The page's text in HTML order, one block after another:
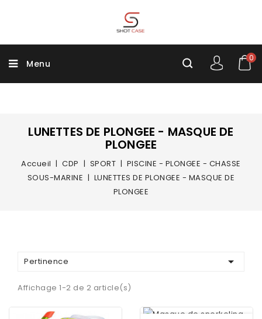
Menu
0
LUNETTES DE PLONGEE - MASQUE DE
PLONGEE
Accueil CDP SPORT
PISCINE - PLONGEE - CHASSE
SOUS-MARINE
LUNETTES DE PLONGEE - MASQUE DE
PLONGEE
Pertinence 
Affichage 1-2 de 2 article(s)